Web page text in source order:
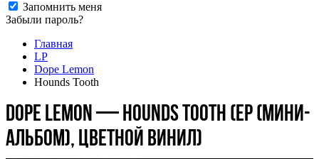
Запомнить меня
Забыли пароль?
Главная
LP
Dope Lemon
Hounds Tooth
Dope Lemon — Hounds Tooth (EP (мини-
альбом), цветной винил)